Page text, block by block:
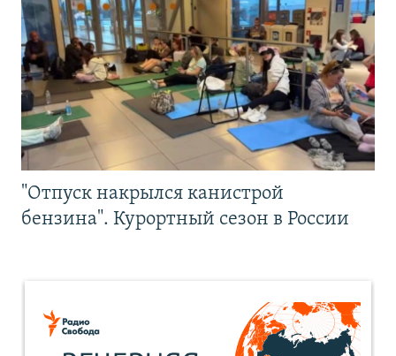
"Отпуск накрылся канистрой
бензина". Курортный сезон в России